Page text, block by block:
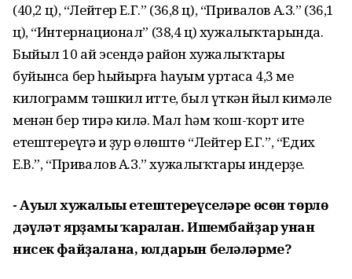
(40,2 ц), “Лейтер Е.Г.” (36,8 ц), “Привалов А.З.” (36,1
ц), “Интернационал” (38,4 ц) хужалыҡтарында.
Быйыл 10 ай эсендә район хужалыҡтары
буйынса бер һыйырға һауым уртаса 4,3 мең
килограмм тәшкил итте, был үткән йыл кимәле
менән бер тирә килә. Мал һәм ҡош-ҡорт ите
етештереүгә иң ҙур өлөштө “Лейтер Е.Г.”, “Едих
Е.В.”, “Привалов А.З.” хужалыҡтары индерҙе.
- Ауыл хужалығы етештереүселәре өсөн төрлө
дәүләт ярҙамы ҡаралған. Ишембайҙар унан
нисек файҙалана, юлдарын беләләрме?